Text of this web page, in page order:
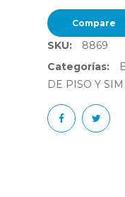
Compare
SKU:
8869
Categorías:
DE PISO Y